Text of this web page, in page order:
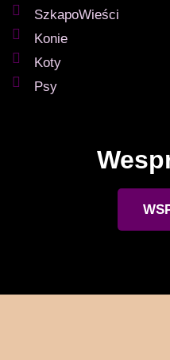
SzkapoWieści
Konie
Koty
Psy